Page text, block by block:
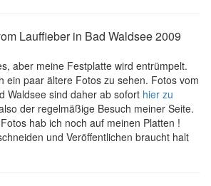
Lauffieber in Bad Waldsee 2009
aber meine Festplatte wird entrümpelt.
ein paar ältere Fotos zu sehen. Fotos vom
Waldsee sind daher ab sofort hier zu
der regelmäßige Besuch meiner Seite.
hab ich noch auf meinen Platten !
und Veröffentlichen braucht halt